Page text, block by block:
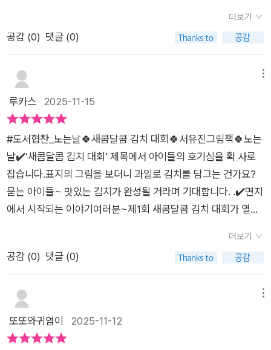
터 맛이 궁금하죠? 😋🍓 딸기 마을은 향긋하고 화끈하게,🍌 바
나나 마을은 부드럽고 달콤하게,🫐 블루베리 마을은 톡톡 터지는
콤달콤 김치 대회》는우리 전통 음식 ‘김치’에과일 마을의 상상력
을 더한톡톡 튀는 그림책이에요✨❣️함께 읽으면서“우리라면 어
떤 과일 김치를 만들까?”이야기 나누는 시간이정말 즐거웠어요
하는 아이도,매운 걸 싫어하는 아이도웃게 되는 유쾌한 그림책!김
장을 나누는 즐거움과 함께‘함께 버무리는 마음’을배울 수 있었어
요💛➿️➿️❣️함께 생각해 보기🍽️ 우리 가족이라면어떤 과일 김
치를 만들어볼까요?🥬 김치를 함께 담그는 일엔어떤 마음이 담
겨 있을까요?💬 맛이 다 달라도함께 먹으면 더 맛있는 이유는 뭘
까요?#매력찾기🥬심사위원 김배추 씨의심사평도 너무 너무 유
쾌해요!달콤보들보들매콤👉4글자 심사어떤 과일김치인지눈치
🧑‍🦱나눠 먹어야 김장하는 날 같지.🧑‍🦱다들 어서 와서 앉아요.
🗨저도 그 자리에 앉아서매콤달달한 김치에 따끈한 수육 한 점,
함께 먹고 싶은 마음이 들었어요😋💕🥬출판사로부터 도서를 제
공받아서평을 작성하였습니다.감사합니다, 노는날❣️#노는날#그
더보기
공감 (0) 댓글 (0)
루카스 2025-11-15
#도서협찬_노는날🍀새콤달콤 김치 대회🍀서유진그림책🍀노는
날✔️‘새콤달콤 김치 대회’ 제목에서 아이들의 호기심을 확 사로
잡습니다.표지의 그림을 보더니 과일로 김치를 담그는 건가요?
묻는 아이들~ 맛있는 김치가 완성될 거라며 기대합니다. .✔️면지
에서 시작되는 이야기여러분~제1회 새콤달콤 김치 대회가 열립
마음어떤 마을에서 어떤 비법으로 대회를 참여하게 될까요?심사
위원은 김치 사랑 협회에서 나오신 김배추 대표님!참가마을은 딸
빨갛고 향이 강한 딸기로 양념은 매콤하게~매콤 화끈 새콤 매콤
딸기 김치 완성✔️참가 2번 바나나 마을은통통하고 빤딱빤딱 광
이 나는 바나나를 자르지 않은 바나나와 자른 바나나를 준비해서
더보기
공감 (0) 댓글 (0)
또또와귀염이 2025-11-12